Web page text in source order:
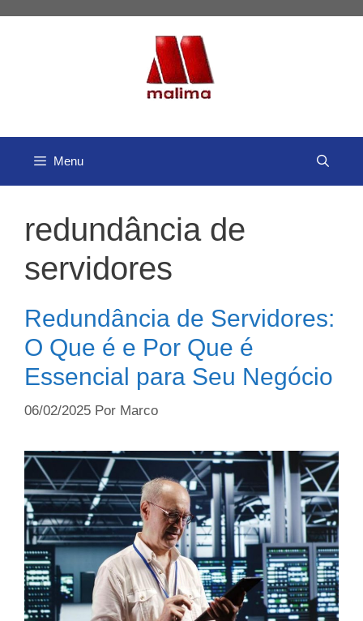
Menu
redundância de
servidores
Redundância de Servidores:
O Que é e Por Que é
Essencial para Seu Negócio
06/02/2025 Por Marco